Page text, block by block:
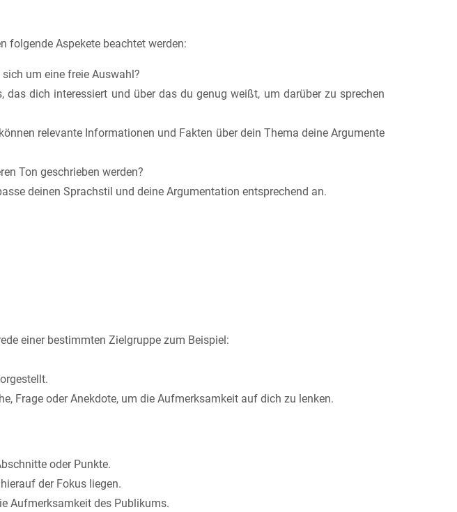
folgende Aspekete beachtet werden:
um eine freie Auswahl?
das dich interessiert und über das du genug weißt, um darüber zu sprechen
relevante Informationen und Fakten über dein Thema deine Argumente
Ton geschrieben werden?
deinen Sprachstil und deine Argumentation entsprechend an.
einer bestimmten Zielgruppe zum Beispiel:
Frage oder Anekdote, um die Aufmerksamkeit auf dich zu lenken.
oder Punkte.
der Fokus liegen.
Aufmerksamkeit des Publikums.